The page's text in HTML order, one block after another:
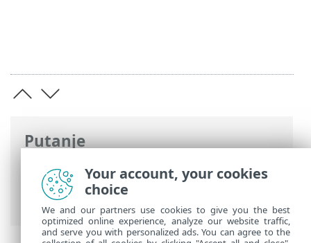
Putanje
ESET-ova online pomoć> ESET Security
Ultimate
>Napredno podešavanje
Povezivost
Your account, your cookies
choice
We and our partners use cookies to give you the best
optimized online experience, analyze our website traffic,
and serve you with personalized ads. You can agree to the